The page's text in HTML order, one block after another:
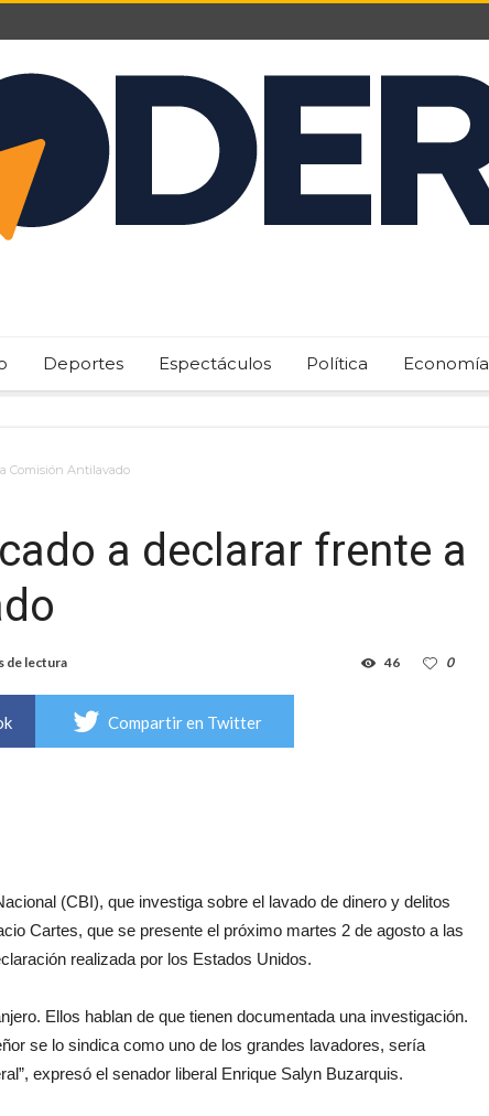
Deportes Espectáculos Política Economía
Comisión Antilavado
a declarar frente a
de lectura 0
46
Compartir en Twitter
(CBI), que investiga sobre el lavado de dinero y delitos
Cartes, que se presente el próximo martes 2 de agosto a las
realizada por los Estados Unidos.
Ellos hablan de que tienen documentada una investigación.
se lo sindica como uno de los grandes lavadores, sería
expresó el senador liberal Enrique Salyn Buzarquis.